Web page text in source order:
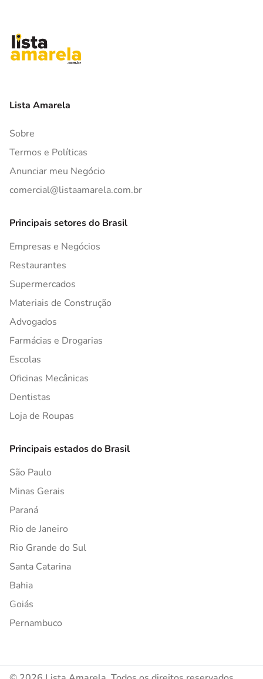
Lista Amarela
Sobre
Termos e Políticas
Anunciar meu Negócio
comercial@listaamarela.com.br
Principais setores do Brasil
Empresas e Negócios
Restaurantes
Supermercados
Materiais de Construção
Advogados
Farmácias e Drogarias
Escolas
Oficinas Mecânicas
Dentistas
Loja de Roupas
Principais estados do Brasil
São Paulo
Minas Gerais
Paraná
Rio de Janeiro
Rio Grande do Sul
Santa Catarina
Bahia
Goiás
Pernambuco